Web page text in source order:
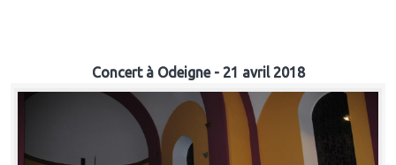
Concert à Odeigne - 21 avril 2018